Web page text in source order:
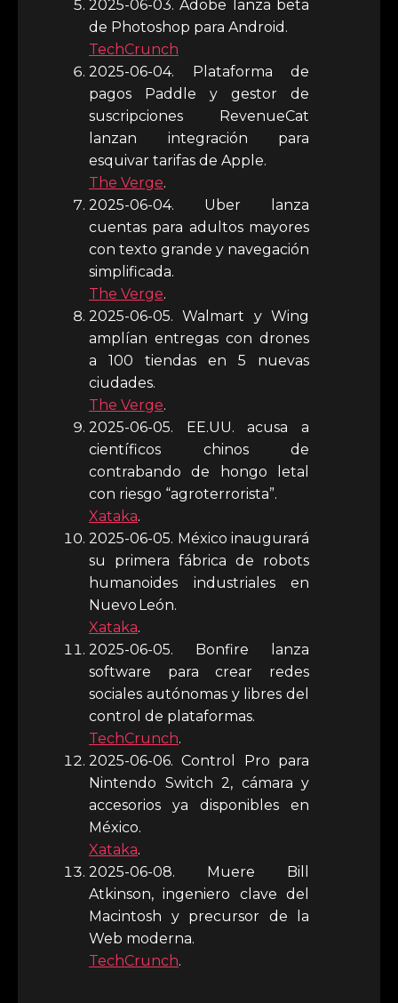
2025-06-03. Adobe lanza beta
de Photoshop para Android.
TechCrunch
2025-06-04. Plataforma de
pagos Paddle y gestor de
suscripciones RevenueCat
lanzan integración para
esquivar tarifas de Apple.
The Verge.
2025-06-04. Uber lanza
cuentas para adultos mayores
con texto grande y navegación
simplificada.
The Verge.
2025-06-05. Walmart y Wing
amplían entregas con drones
a 100 tiendas en 5 nuevas
ciudades.
The Verge.
2025-06-05. EE.UU. acusa a
científicos chinos de
contrabando de hongo letal
con riesgo “agroterrorista”.
Xataka.
2025-06-05. México inaugurará
su primera fábrica de robots
humanoides industriales en
Nuevo León.
Xataka.
2025-06-05. Bonfire lanza
software para crear redes
sociales autónomas y libres del
control de plataformas.
TechCrunch.
2025-06-06. Control Pro para
Nintendo Switch 2, cámara y
accesorios ya disponibles en
México.
Xataka.
2025-06-08. Muere Bill
Atkinson, ingeniero clave del
Macintosh y precursor de la
Web moderna.
TechCrunch.